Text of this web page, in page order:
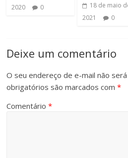
2020
0
18 de maio
2021
0
Deixe um comentário
O seu endereço de e-mail não será
obrigatórios são marcados com*
Comentário*